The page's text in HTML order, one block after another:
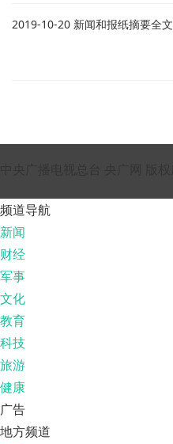
2019-10-20 新闻和报纸摘要全文
频道导航
新闻
财经
军事
文化
教育
科技
旅游
健康
广告
地方频道